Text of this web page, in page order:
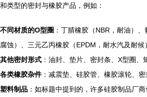
和类型的密封与橡胶产品，例如：
不同材质的O型圈 ：丁腈橡胶（NBR，耐油）
腐蚀）、三元乙丙橡胶（EPDM，耐水汽及耐候
其他密封形式 ：油封、垫片、密封条、X型圈、
各类橡胶杂件：减震垫、硅胶管、橡胶滚轮、密
塑料制品 ：如标题中提到的，许多硅胶制品厂商